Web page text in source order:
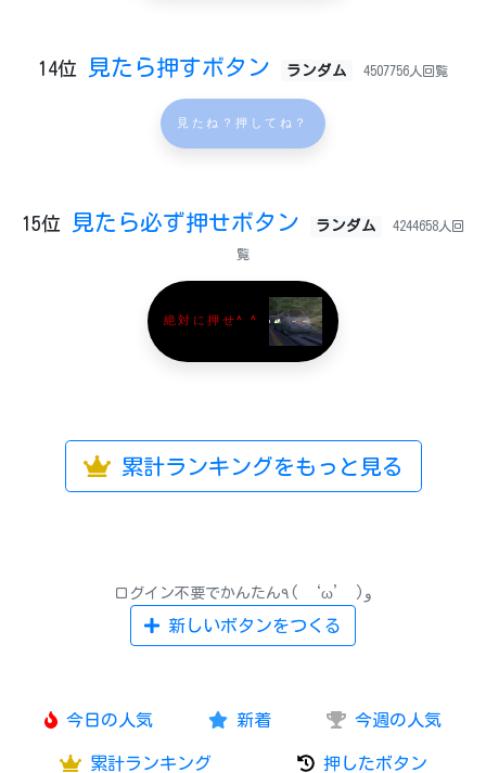
14位 見たら押すボタン ランダム 4507756人回覧
見たね？押してね？
15位 見たら必ず押せボタン ランダム 4244658人回
覧
絶対に押せ^ ^
累計ランキングをもっと見る
ログイン不要でかんたん٩( ‘ω’ )و
新しいボタンをつくる
今日の人気 新着 今週の人気
累計ランキング 押したボタン